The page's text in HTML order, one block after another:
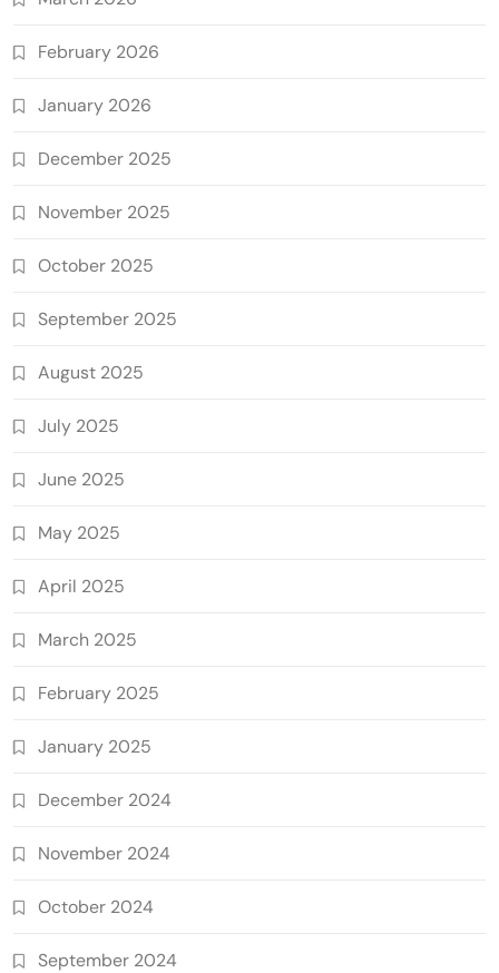
February 2026
January 2026
December 2025
November 2025
October 2025
September 2025
August 2025
July 2025
June 2025
May 2025
April 2025
March 2025
February 2025
January 2025
December 2024
November 2024
October 2024
September 2024